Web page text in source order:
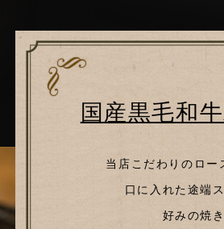
国産黒毛和
当店こだわりのロー
口に入れた途端
好みの焼